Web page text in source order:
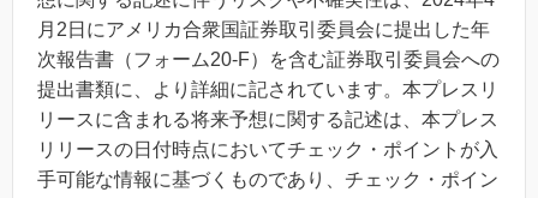
月2日にアメリカ合衆国証券取引委員会に提出した年
次報告書（フォーム20-F）を含む証券取引委員会への
提出書類に、より詳細に記されています。本プレスリ
リースに含まれる将来予想に関する記述は、本プレス
リリースの日付時点においてチェック・ポイントが入
手可能な情報に基づくものであり、チェック・ポイン